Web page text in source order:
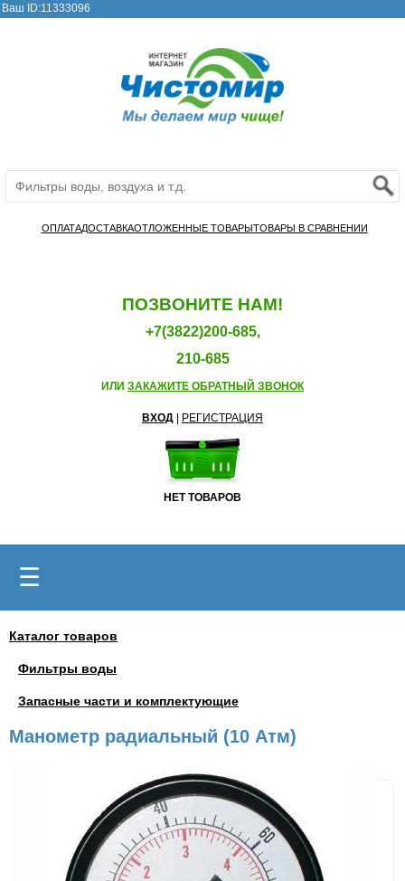
Ваш ID:11333096
ОПЛАТАДОСТАВКАОТЛОЖЕННЫЕ ТОВАРЫТОВАРЫ В СРАВНЕНИИ
ПОЗВОНИТЕ НАМ!
+7(3822)200-685,
210-685
ИЛИ ЗАКАЖИТЕ ОБРАТНЫЙ ЗВОНОК
ВХОД РЕГИСТРАЦИЯ
НЕТ ТОВАРОВ
☰
Каталог товаров
Фильтры воды
Запасные части и комплектующие
Манометр радиальный (10 Атм)